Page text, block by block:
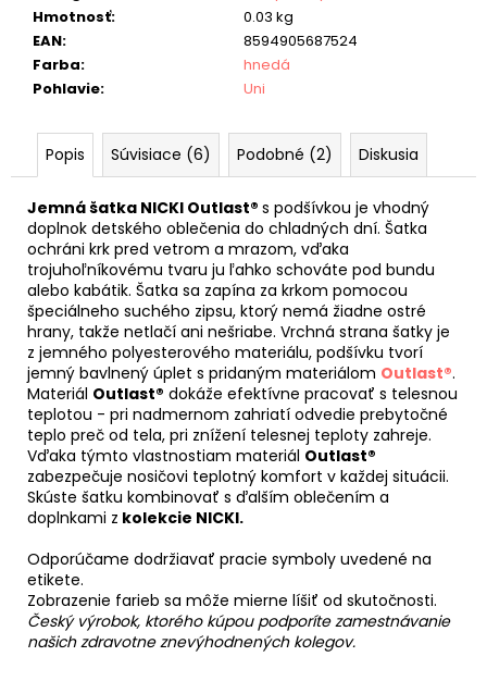
Hmotnosť:
0.03 kg
EAN:
8594905687524
Farba:
hnedá
Pohlavie: Uni
Popis Súvisiace (6) Podobné (2) Diskusia
Jemná šatka NICKI Outlast® s podšívkou je vhodný
doplnok detského oblečenia do chladných dní. Šatka
ochráni krk pred vetrom a mrazom, vďaka
trojuhoľníkovému tvaru ju ľahko schováte pod bundu
alebo kabátik. Šatka sa zapína za krkom pomocou
špeciálneho suchého zipsu, ktorý nemá žiadne ostré
hrany, takže netlačí ani nešriabe. Vrchná strana šatky je
z jemného polyesterového materiálu, podšívku tvorí
jemný bavlnený úplet s pridaným materiálom Outlast®.
Materiál Outlast® dokáže efektívne pracovať s telesnou
teplotou - pri nadmernom zahriatí odvedie prebytočné
teplo preč od tela, pri znížení telesnej teploty zahreje.
Vďaka týmto vlastnostiam materiál Outlast®
zabezpečuje nosičovi teplotný komfort v každej situácii.
Skúste šatku kombinovať s ďalším oblečením a
doplnkami z kolekcie NICKI.
Odporúčame dodržiavať pracie symboly uvedené na
etikete.
Zobrazenie farieb sa môže mierne líšiť od skutočnosti.
Český výrobok, ktorého kúpou podporíte zamestnávanie
našich zdravotne znevýhodnených kolegov.